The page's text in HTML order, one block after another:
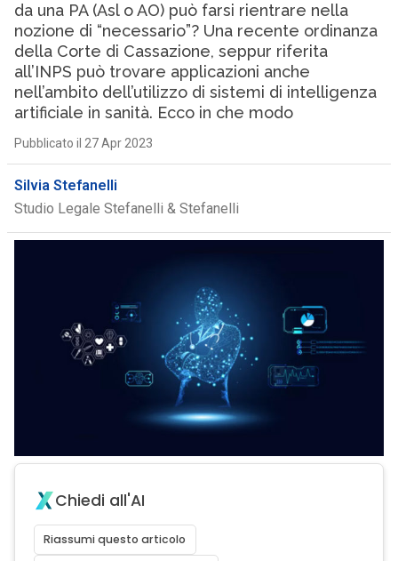
da una PA (Asl o AO) può farsi rientrare nella
nozione di “necessario”? Una recente ordinanza
della Corte di Cassazione, seppur riferita
all’INPS può trovare applicazioni anche
nell’ambito dell’utilizzo di sistemi di intelligenza
artificiale in sanità. Ecco in che modo
Pubblicato il 27 Apr 2023
Silvia Stefanelli
Studio Legale Stefanelli & Stefanelli
Chiedi all'AI
Riassumi questo articolo